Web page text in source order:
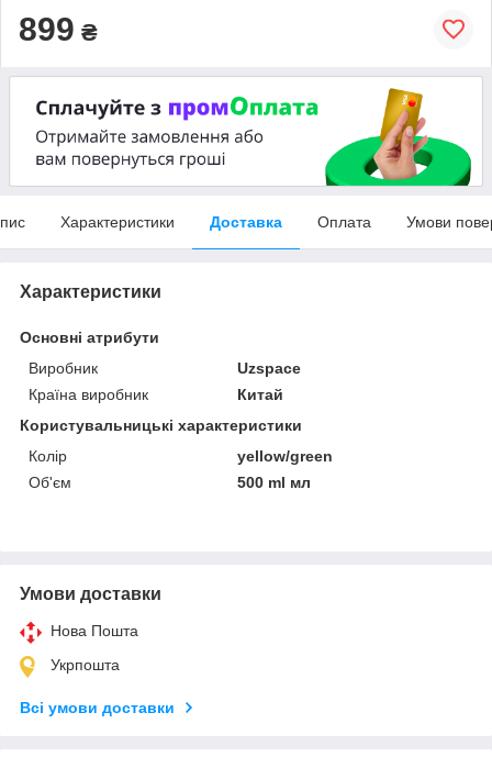
899 ₴
Характеристики Доставка Оплата Умови
Характеристики
Основні атрибути
Виробник
Uzspace
Країна виробник
Китай
Користувальницькі характеристики
Колір
yellow/green
Об'єм
500 ml мл
Умови доставки
Нова Пошта
Укрпошта
Всі умови доставки